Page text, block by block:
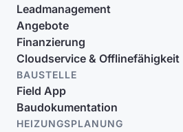
Leadmanagement
Angebote
Finanzierung
Cloudservice & Offlinefähigkeit
BAUSTELLE
Field App
Baudokumentation
HEIZUNGSPLANUNG